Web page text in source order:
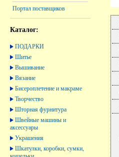
Портал поставщиков
Каталог:
ПОДАРКИ
Шитье
Вышивание
Вязание
Бисероплетение и макраме
Творчество
Шторная фурнитура
Швейные машины и
аксессуары
Украшения
Шкатулки, коробки, сумки,